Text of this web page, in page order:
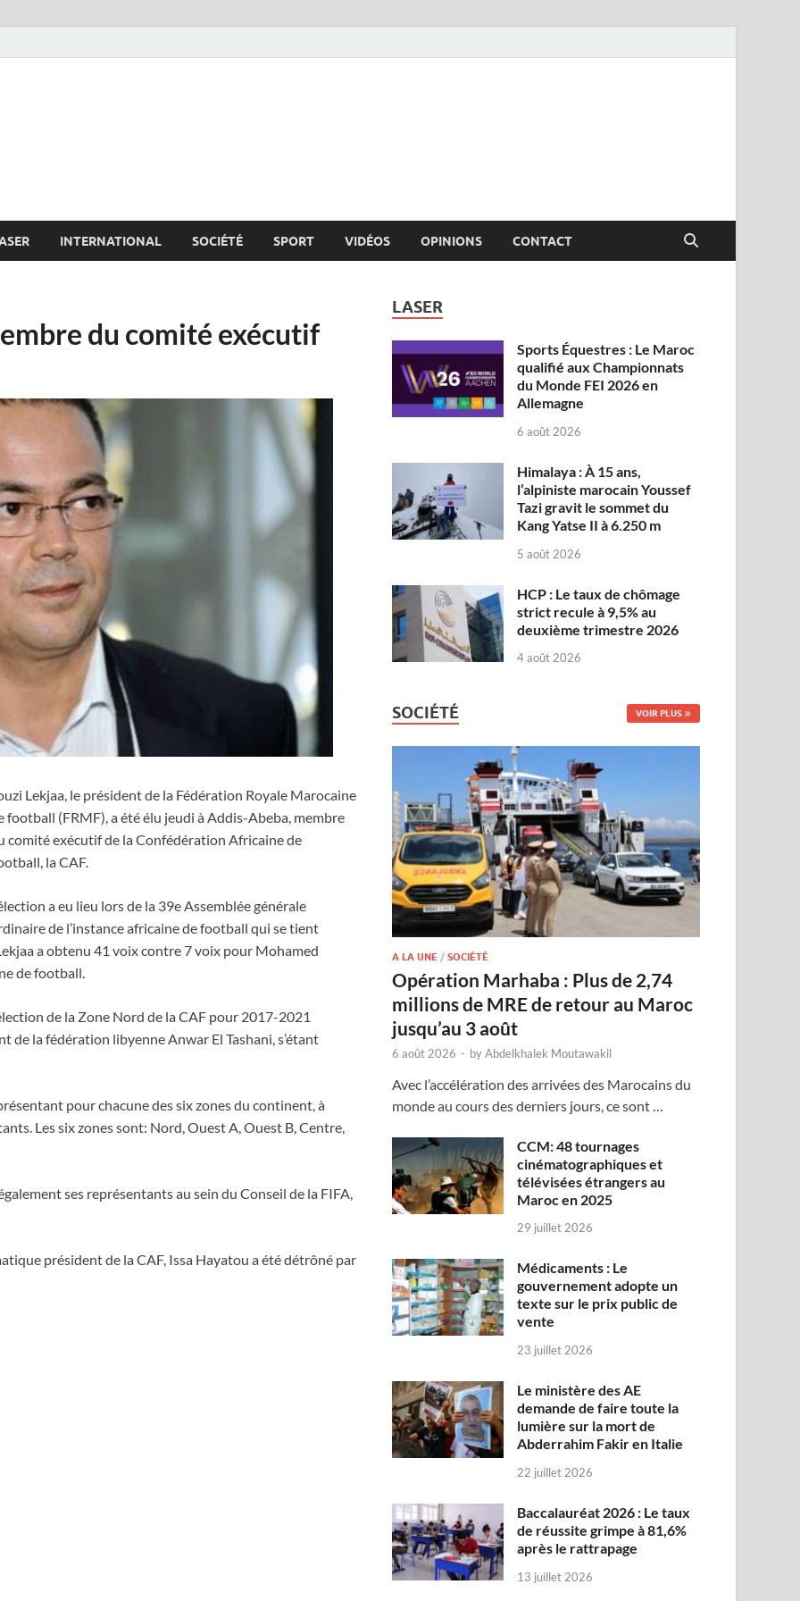
INTERNATIONAL SOCIÉTÉ SPORT VIDÉOS OPINIONS CONTACT
du comité exécutif
Lekjaa, le président de la Fédération Royale Marocaine
football (FRMF), a été élu jeudi à Addis-Abeba, membre
comité exécutif de la Confédération Africaine de
la CAF.
a eu lieu lors de la 39e Assemblée générale
de l’instance africaine de football qui se tient
a obtenu 41 voix contre 7 voix pour Mohamed
de football.
de la Zone Nord de la CAF pour 2017-2021
de la fédération libyenne Anwar El Tashani, s’étant
pour chacune des six zones du continent, à
Les six zones sont: Nord, Ouest A, Ouest B, Centre,
ses représentants au sein du Conseil de la FIFA,
président de la CAF, Issa Hayatou a été détrôné par
LASER
Sports Équestres : Le Maroc
qualifié aux Championnats
du Monde FEI 2026 en
Allemagne
6 août 2026
Himalaya : À 15 ans,
l’alpiniste marocain Youssef
Tazi gravit le sommet du
Kang Yatse II à 6.250 m
5 août 2026
HCP : Le taux de chômage
strict recule à 9,5% au
deuxième trimestre 2026
4 août 2026
SOCIÉTÉ VOIR PLUS
A LA UNE /SOCIÉTÉ
Opération Marhaba : Plus de 2,74
millions de MRE de retour au Maroc
jusqu’au 3 août
6 août 2026 - byAbdelkhalek Moutawakil
Avec l’accélération des arrivées des Marocains du
monde au cours des derniers jours, ce sont …
CCM: 48 tournages
cinématographiques et
télévisées étrangers au
Maroc en 2025
29 juillet 2026
Médicaments : Le
gouvernement adopte un
texte sur le prix public de
vente
23 juillet 2026
Le ministère des AE
demande de faire toute la
lumière sur la mort de
Abderrahim Fakir en Italie
22 juillet 2026
Baccalauréat 2026 : Le taux
de réussite grimpe à 81,6%
après le rattrapage
13 juillet 2026